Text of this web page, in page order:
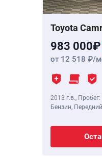
Toyota
983 000
от 12 518 /
2013 г.в.,
Бензин,